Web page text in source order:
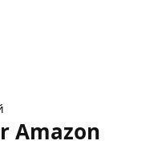
Amazon